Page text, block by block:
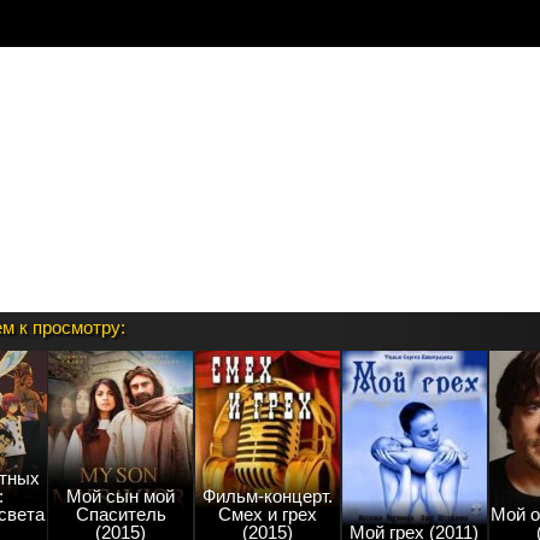
к просмотру:
Мой сын мой
Спаситель
(2015)
Фильм-концерт.
Смех и грех
(2015)
Мой грех (2011)
Мой